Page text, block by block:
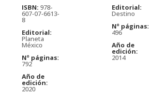
ISBN: 978-
607-07-6613-
8
Editorial:
Planeta
México
Nº páginas:
792
Año de
edición:
2020
Editorial:
Destino
Nº páginas:
496
Año de
edición:
2014